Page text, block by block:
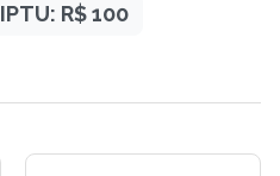
IPTU: R$ 100